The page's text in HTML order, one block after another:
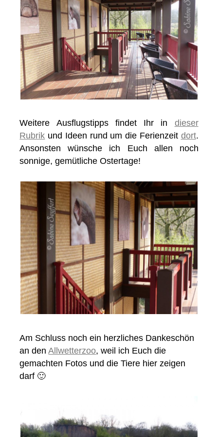
Weitere Ausflugstipps findet Ihr in dieser
Rubrik und Ideen rund um die Ferienzeit dort.
Ansonsten wünsche ich Euch allen noch
sonnige, gemütliche Ostertage!
Am Schluss noch ein herzliches Dankeschön
an denAllwetterzoo, weil ich Euch die
gemachten Fotos und die Tiere hier zeigen
darf 🙂